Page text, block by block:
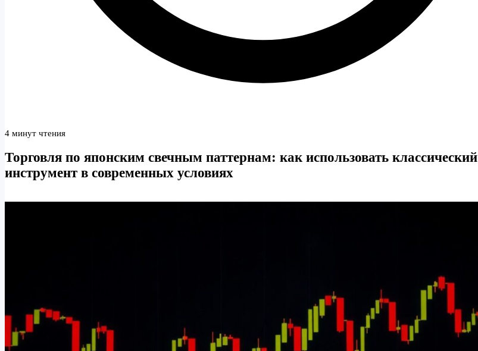
4 минут чтения
Торговля по японским свечным паттернам: как использовать классический
инструмент в современных условиях